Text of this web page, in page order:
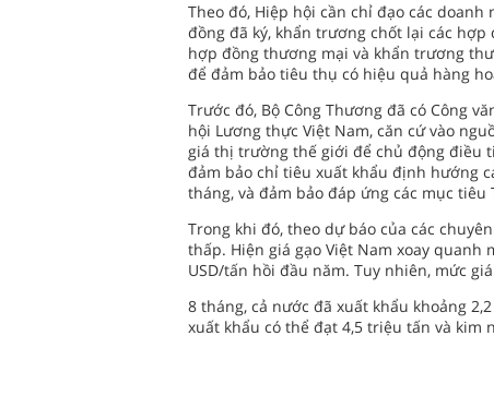
Theo đó, Hiệp hội cần chỉ đạo các
đồng đã ký, khẩn trương chốt lại các
hợp đồng thương mại và khẩn trương
để đảm bảo tiêu thụ có hiệu quả hàng
Trước đó, Bộ Công Thương đã có Công
hội Lương thực Việt Nam, căn cứ vào
giá thị trường thế giới để chủ động điều
đảm bảo chỉ tiêu xuất khẩu định hướng
tháng, và đảm bảo đáp ứng các mục
Trong khi đó, theo dự báo của các
thấp. Hiện giá gạo Việt Nam xoay quanh
USD/tấn hồi đầu năm. Tuy nhiên, mức
8 tháng, cả nước đã xuất khẩu khoảng
xuất khẩu có thể đạt 4,5 triệu tấn và kim